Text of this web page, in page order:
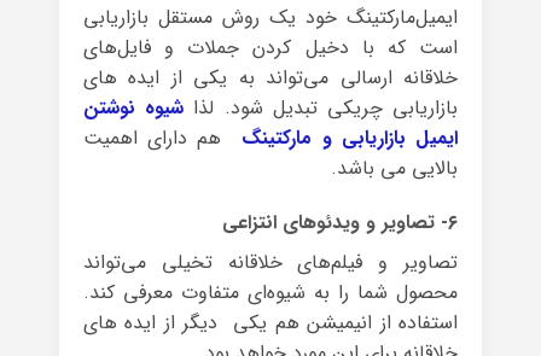
ایمیل‌مارکتینگ خود یک روش مستقل بازاریابی
است که با دخیل کردن جملات و فایل‌های
خلاقانه ارسالی می‌تواند به یکی از ایده های
بازاریابی چریکی تبدیل شود. لذاشیوه نوشتن
ایمیل بازاریابی و مارکتینگ هم دارای اهمیت
بالایی می باشد.
۶- تصاویر و ویدئوهای انتزاعی
تصاویر و فیلم‌های خلاقانه تخیلی می‌تواند
محصول شما را به شیوه‌ای متفاوت معرفی کند.
استفاده از انیمیشن هم یکی دیگر از ایده های